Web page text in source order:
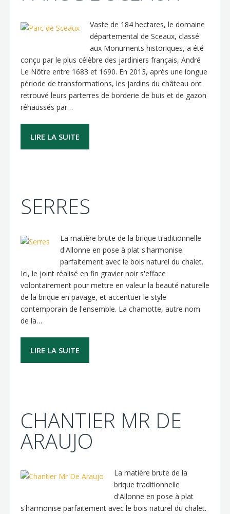
Vaste de 184 hectares, le domaine
départemental de Sceaux, classé
aux Monuments historiques, a été
conçu par le plus célèbre des jardiniers français, André
Le Nôtre entre 1683 et 1690. En 2013, après une longue
période de transformations, les jardins du château ont
retrouvé leurs parterres de borderie de buis et de gazon
réhaussés par…
LIRE LA SUITE
SERRES
La matière brute de la brique traditionnelle
d'Allonne en pose à plat s'harmonise
parfaitement avec le bois naturel du chalet.
Ici, le joint réalisé en fin gravier noir s'efface
volontairement pour mettre en valeur la beauté naturelle
de la brique en pavage, et accentuer le style
contemporain de l'ensemble. La chamotte, autre nom
de la…
LIRE LA SUITE
CHANTIER MR DE
ARAUJO
La matière brute de la
brique traditionnelle
d'Allonne en pose à plat
s'harmonise parfaitement avec le bois naturel du chalet.